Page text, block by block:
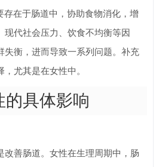
存在于肠道中，协助食物消化，增
现代社会压力、饮食不均衡等因
失衡，进而导致一系列问题。补充
尤其是在女性中。
的具体影响
改善肠道。女性在生理周期中，肠